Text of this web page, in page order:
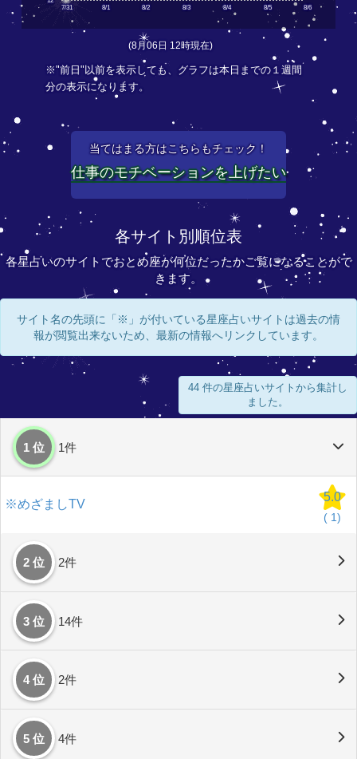
7/31 8/1 8/2 8/3 8/4 8/5 8/6
(8月06日 12時現在)
※"前日"以前を表示しても、グラフは本日までの１週間
分の表示になります。
当てはまる方はこちらもチェック！
仕事のモチベーションを上げたい
各サイト別順位表
各星占いのサイトでおとめ座が何位だったかご覧になることがで
きます。
サイト名の先頭に「※」が付いている星座占いサイトは過去の情
報が閲覧出来ないため、最新の情報へリンクしています。
44 件の星座占いサイトから集計し
ました。
1 位 1件
※めざましTV
5.0
( 1)
2 位 2件
3 位 14件
4 位 2件
5 位 4件